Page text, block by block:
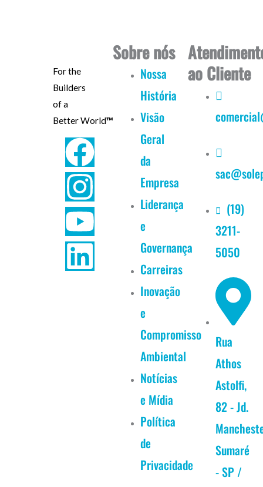
For the
Builders
of a
Better World™
F
a
c
e
b
I
n
s
t
a
Y
o
u
t
u
L
i
n
k
e
Sobre nós
Nossa
História
Visão
Geral
da
Empresa
Liderança
e
Governança
Carreiras
Inovação
e
Compromisso
Ambiental
Notícias
e Mídia
Política
de
Privacidade
ao Cliente
(19)
3211-
5050
Rua
Athos
Astolfi,
82 - Jd.
Sumaré
- SP /